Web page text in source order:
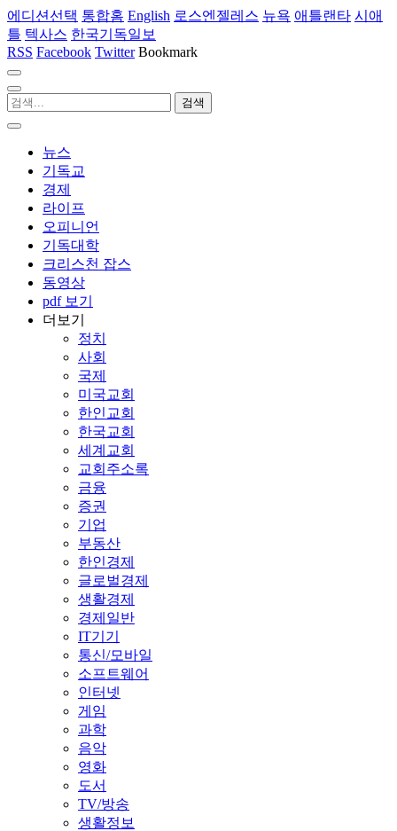
에디션선택 통합홈 English 로스엔젤레스 뉴욕 애틀랜타 시애
틀 텍사스 한국기독일보
RSS Facebook Twitter Bookmark
뉴스
기독교
경제
라이프
오피니언
기독대학
크리스천 잡스
동영상
pdf 보기
더보기
정치
사회
국제
미국교회
한인교회
한국교회
세계교회
교회주소록
금융
증권
기업
부동산
한인경제
글로벌경제
생활경제
경제일반
IT기기
통신/모바일
소프트웨어
인터넷
게임
과학
음악
영화
도서
TV/방송
생활정보